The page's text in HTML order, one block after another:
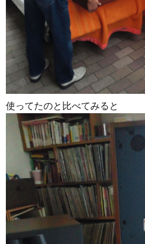
使ってたのと比べてみると